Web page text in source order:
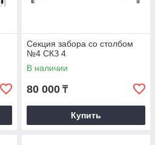
Секция забора со столбом
№4 СКЗ 4
В наличии
80 000 ₸
Купить